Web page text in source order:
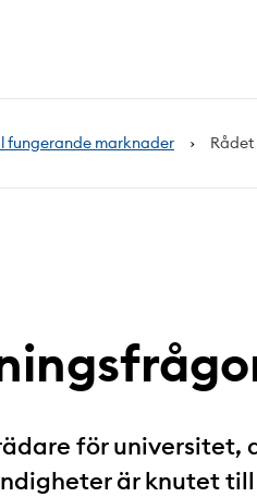
fungerande marknader
för universitet,
är knutet till